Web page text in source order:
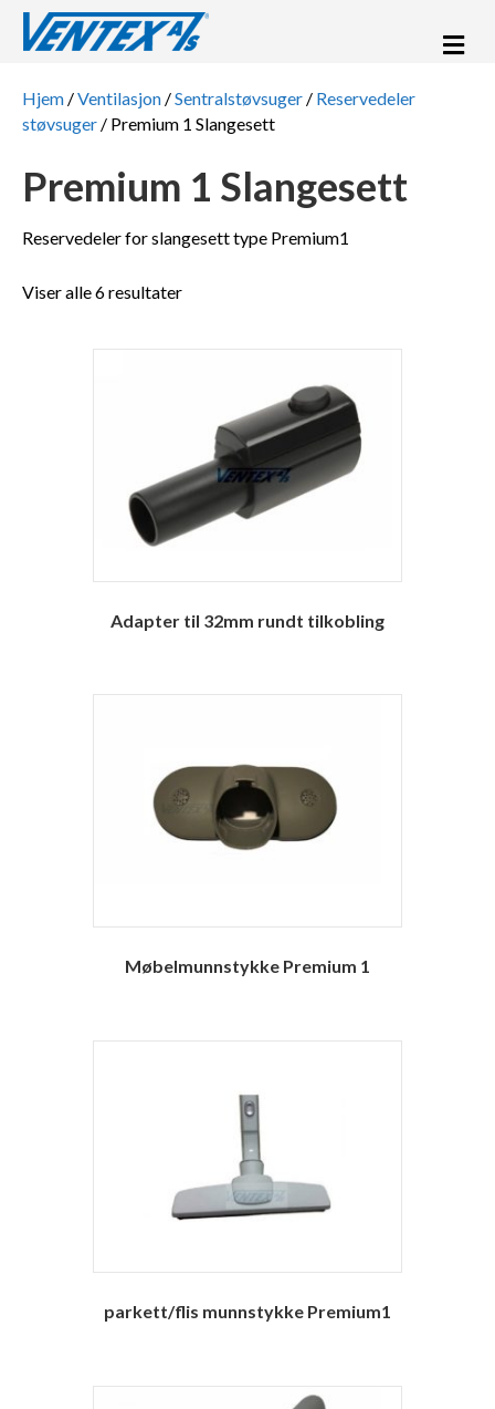
Hjem /Ventilasjon /Sentralstøvsuger / Reservedeler
støvsuger / Premium 1 Slangesett
Premium 1 Slangesett
Reservedeler for slangesett type Premium1
Viser alle 6 resultater
Adapter til 32mm rundt tilkobling
Møbelmunnstykke Premium 1
parkett/flis munnstykke Premium1